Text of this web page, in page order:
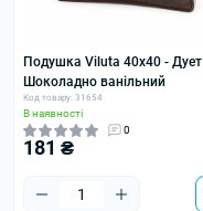
Подушка Viluta 40x40 - Дует
Шоколадно ванільний
Код товару: 31654
В наявності
0
181 ₴